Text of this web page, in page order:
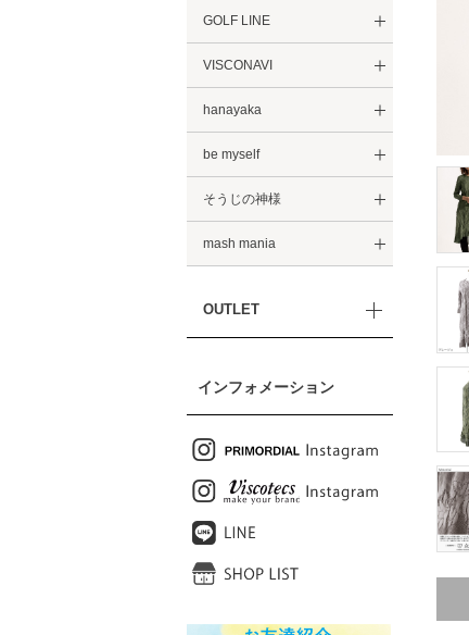
GOLF LINE
VISCONAVI
hanayaka
be myself
そうじの神様
mash mania
OUTLET
インフォメーション